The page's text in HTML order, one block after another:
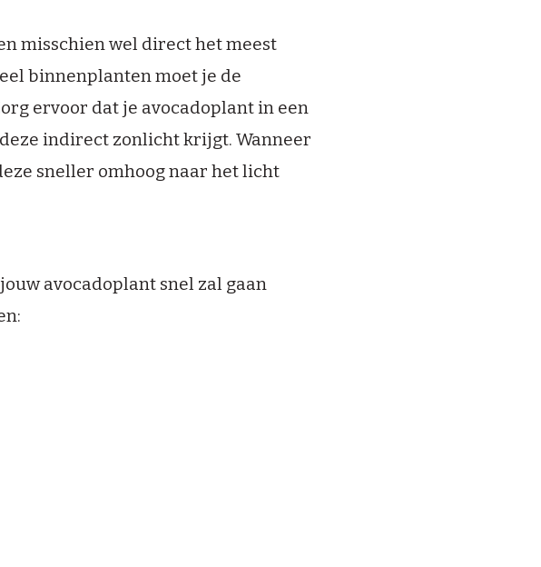
misschien wel direct het meest
binnenplanten moet je de
ervoor dat je avocadoplant in een
indirect zonlicht krijgt. Wanneer
sneller omhoog naar het licht
avocadoplant snel zal gaan